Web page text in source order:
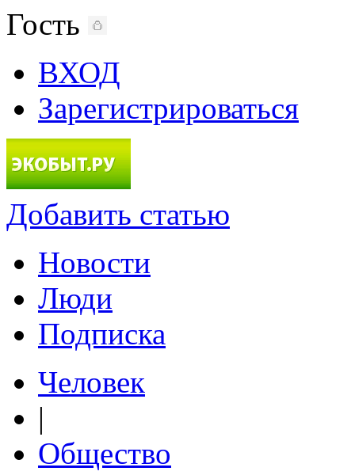
Гость
ВХОД
Зарегистрироваться
Добавить статью
Новости
Люди
Подписка
Человек
|
Общество